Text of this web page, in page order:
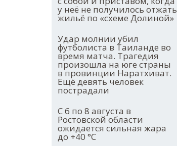
у неё не получилось отжать
жильё по «схеме Долиной»
Удар молнии убил
футболиста в Таиланде во
время матча. Трагедия
произошла на юге страны
в провинции Наратхиват.
Ещё девять человек
пострадали
С 6 по 8 августа в
Ростовской области
ожидается сильная жара
до +40 °С